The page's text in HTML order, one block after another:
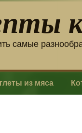
самые
из мяса